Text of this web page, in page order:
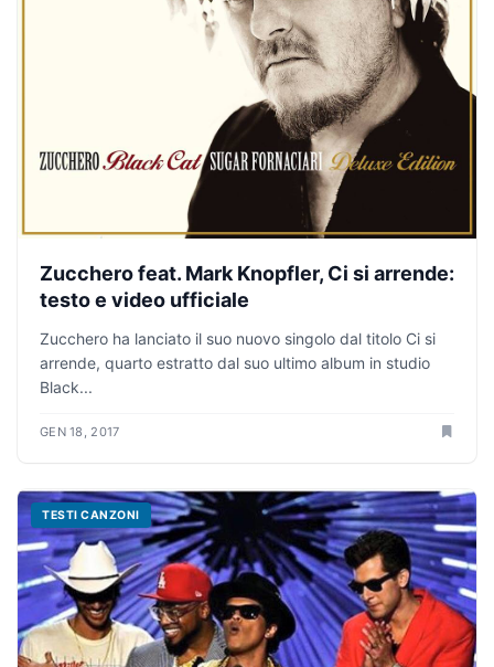
Zucchero feat. Mark Knopfler, Ci si arrende:
testo e video ufficiale
Zucchero ha lanciato il suo nuovo singolo dal titolo Ci si
arrende, quarto estratto dal suo ultimo album in studio
Black...
GEN 18, 2017
TESTI CANZONI